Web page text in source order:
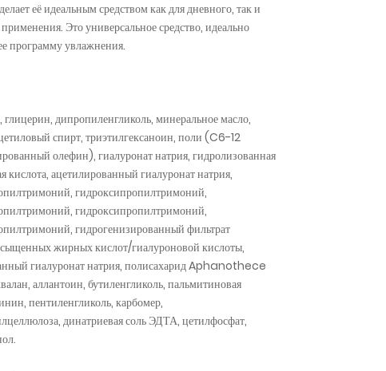
её идеальным средством как для дневного, так и
Это универсальное средство, идеально
программу увлажнения.
глицерин, дипропиленгликоль, минеральное масло,
спирт, триэтилгексаноин, поли (C6-12
олефин), гиалуронат натрия, гидролизованная
кислота, ацетилированный гиалуронат натрия,
гидроксипропилтримоний,
гидроксипропилтримоний,
гидрогенизированный фильтрат
жирных кислот/гиалуроновой кислоты,
гиалуронат натрия, полисахарид Aphanothece
аллантоин, бутиленгликоль, пальмитиновая
пентиленгликоль, карбомер,
динатриевая соль ЭДТА, цетилфосфат,